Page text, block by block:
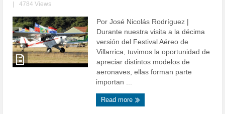
4784 Views
Por José Nicolás Rodríguez |
Durante nuestra visita a la décima
versión del Festival Aéreo de
Villarrica, tuvimos la oportunidad de
apreciar distintos modelos de
aeronaves, ellas forman parte
importan ...
Read more